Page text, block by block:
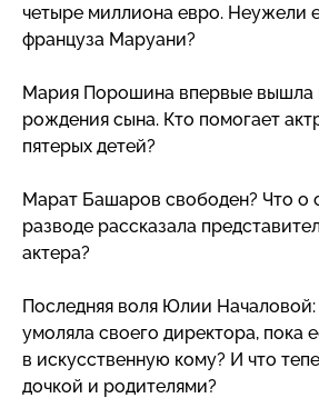
четыре миллиона евро. Неужели
француза Маруани?
Мария Порошина впервые вышла
рождения сына. Кто помогает
пятерых детей?
Марат Башаров свободен? Что о
разводе рассказала
актера?
Последняя воля Юлии
умоляла своего директора, пока
в искусственную кому? И что
дочкой и родителями?